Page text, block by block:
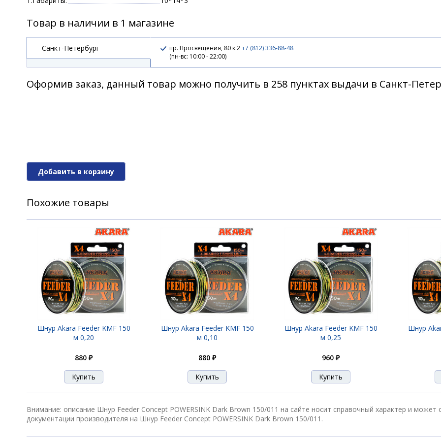
Товар в наличии в 1 магазине
Санкт-Петербург пр. Просвещения, 80 к.2+7 (812) 336-88-48
(пн-вс: 10:00 - 22:00)
Оформив заказ, данный товар можно получить в 258 пунктах выдачи в Санкт-
Добавить в корзину
Похожие товары
Шнур Akara Feeder KMF 150
м 0,20
880 ₽
Шнур Akara Feeder KMF 150
м 0,10
880 ₽
Шнур Akara Feeder KMF 150
м 0,25
960 ₽
Шнур
Внимание: описание Шнур Feeder Concept POWERSINK Dark Brown 150/011 на сайте носит справочный характер и может
документации производителя на Шнур Feeder Concept POWERSINK Dark Brown 150/011.